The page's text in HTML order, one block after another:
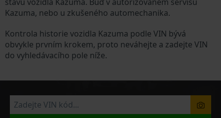
Kazuma, nebo u zkušeného automechanika.
Kontrola historie vozidla Kazuma podle VIN bývá
obvykle prvním krokem, proto neváhejte a zadejte VIN
do vyhledávacího pole níže.